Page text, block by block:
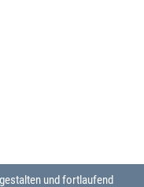
und fortlaufend